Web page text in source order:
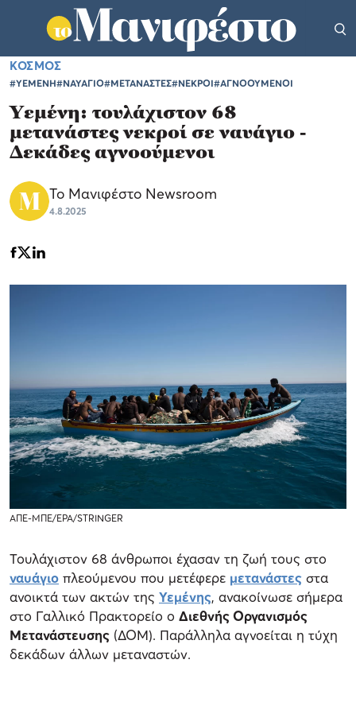
ΚΟΣΜΟΣ
#ΥΕΜΕΝΗ#ΝΑΥΑΓΙΟ#ΜΕΤΑΝΑΣΤΕΣ#ΝΕΚΡΟΙ#ΑΓΝΟΟΥΜΕΝΟΙ
Υεμένη: τουλάχιστον 68
μετανάστες νεκροί σε ναυάγιο -
Δεκάδες αγνοούμενοι
Το Μανιφέστο Newsroom
4.8.2025
ΑΠΕ-ΜΠΕ/EPA/STRINGER
Τουλάχιστον 68 άνθρωποι έχασαν τη ζωή τους στο
ναυάγιο πλεούμενου που μετέφερε μετανάστες στα
ανοικτά των ακτών της Υεμένης, ανακοίνωσε σήμερα
στο Γαλλικό Πρακτορείο ο Διεθνής Οργανισμός
Μετανάστευσης (ΔΟΜ). Παράλληλα αγνοείται η τύχη
δεκάδων άλλων μεταναστών.